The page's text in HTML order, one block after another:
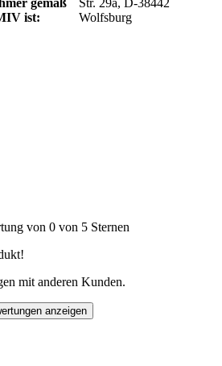
gemäß
ist:
Str. 29a, D-38442
Wolfsburg
von 0 von 5 Sternen
mit anderen Kunden.
anzeigen